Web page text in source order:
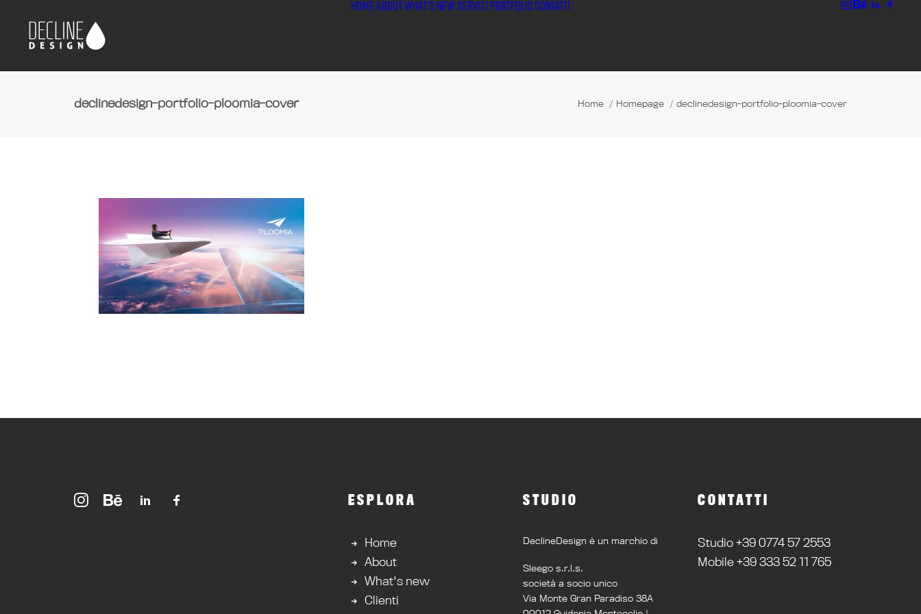
HOMEABOUTWHAT’S NEWSERVIZI PORTFOLIO CONTATTI
declinedesign-portfolio-ploomia-cover Home Homepage declinedesign-portfolio-ploomia-cover
ESPLORA
Home
About
What's new
Clienti
STUDIO
DeclineDesign è un marchio di
Sleego s.r.l.s.
società a socio unico
Via Monte Gran Paradiso 38A
CONTATTI
Studio +39 0774 57 2553
Mobile +39 333 52 11 765